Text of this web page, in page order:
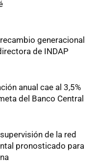
generacional
de INDAP
anual cae al 3,5%
del Banco Central
de la red
pronosticado para